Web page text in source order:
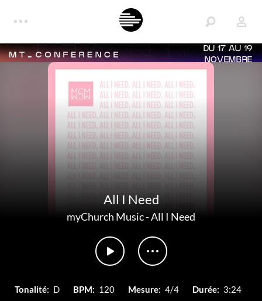
DU 17 AU 19
NOVEMBRE
All I Need
myChurch Music-All I Need
Tonalité: D BPM: 120 Mesure: 4/4 Durée: 3:24